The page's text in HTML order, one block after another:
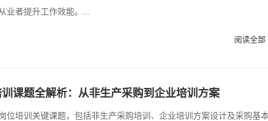
业者提升工作效能。...
阅读全部
课题全解析：从非生产采购到企业培训方案
位培训关键课题，包括非生产采购培训、企业培训方案设计及采购基